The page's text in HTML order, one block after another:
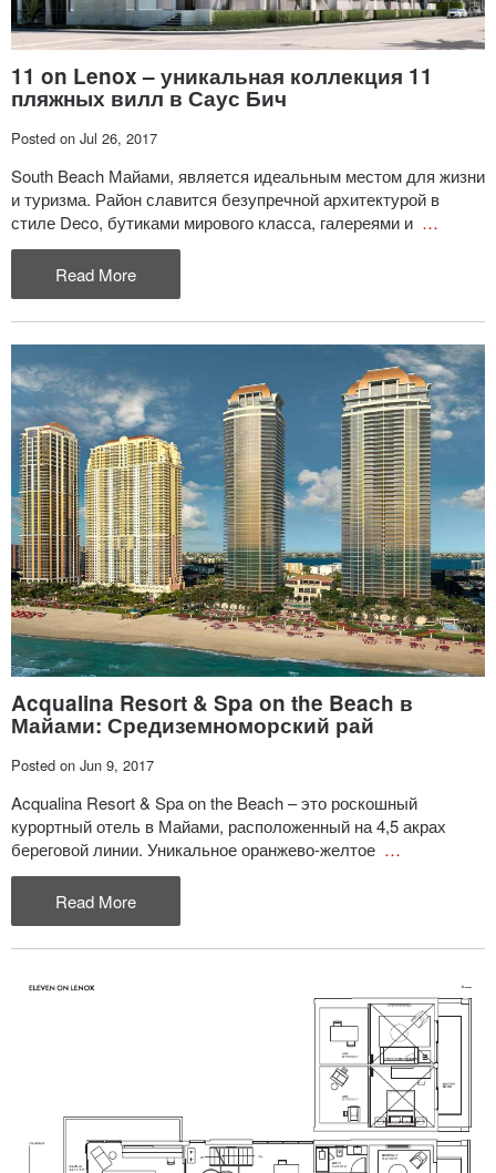
11 on Lenox – уникальная коллекция 11
пляжных вилл в Саус Бич
Posted on Jul 26, 2017
South Beach Майами, является идеальным местом для жизни
и туризма. Район славится безупречной архитектурой в
стиле Deco, бутиками мирового класса, галереями и …
Read More
Acqualina Resort & Spa on the Beach в
Майами: Средиземноморский рай
Posted on Jun 9, 2017
Acqualina Resort & Spa on the Beach – это роскошный
курортный отель в Майами, расположенный на 4,5 акрах
береговой линии. Уникальное оранжево-желтое …
Read More